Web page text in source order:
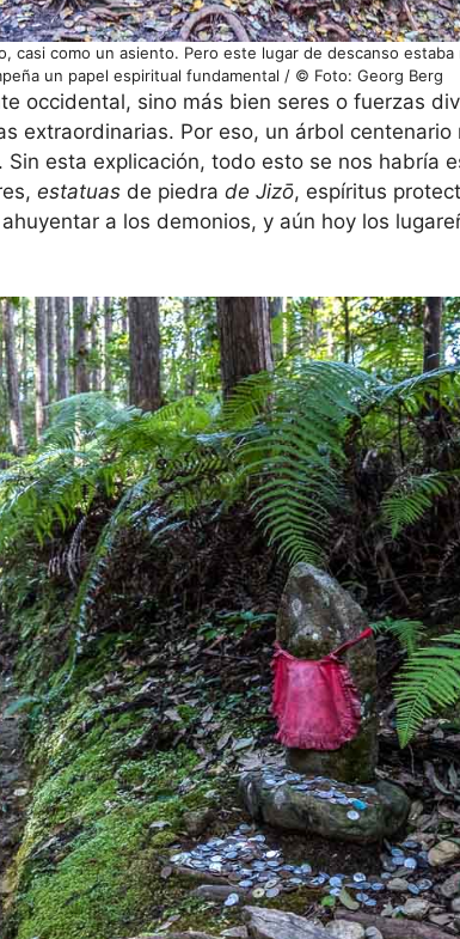
casi como un asiento. Pero este lugar de descanso estaba
un papel espiritual fundamental / © Foto: Georg Berg
occidental, sino más bien seres o fuerzas
extraordinarias. Por eso, un árbol
esta explicación, todo esto se nos habría
estatuas de piedra de Jizō, espíritus
a los demonios, y aún hoy los